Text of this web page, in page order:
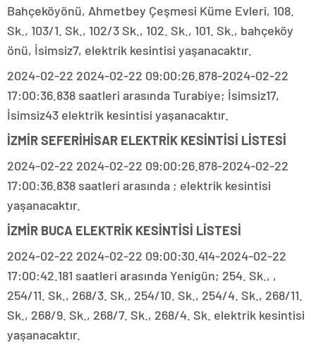
Bahçeköyönü, Ahmetbey Çeşmesi Küme Evleri, 108.
Sk., 103/1. Sk., 102/3 Sk., 102. Sk., 101. Sk., bahçeköy
önü, İsimsiz7, elektrik kesintisi yaşanacaktır.
2024-02-22 2024-02-22 09:00:26.878-2024-02-22
17:00:36.838 saatleri arasında Turabiye; İsimsiz17,
İsimsiz43 elektrik kesintisi yaşanacaktır.
İZMİR SEFERİHİSAR ELEKTRİK KESİNTİSİ LİSTESİ
2024-02-22 2024-02-22 09:00:26.878-2024-02-22
17:00:36.838 saatleri arasında ; elektrik kesintisi
yaşanacaktır.
İZMİR BUCA ELEKTRİK KESİNTİSİ LİSTESİ
2024-02-22 2024-02-22 09:00:30.414-2024-02-22
17:00:42.181 saatleri arasında Yenigün; 254. Sk., ,
254/11. Sk., 268/3. Sk., 254/10. Sk., 254/4. Sk., 268/11.
Sk., 268/9. Sk., 268/7. Sk., 268/4. Sk. elektrik kesintisi
yaşanacaktır.